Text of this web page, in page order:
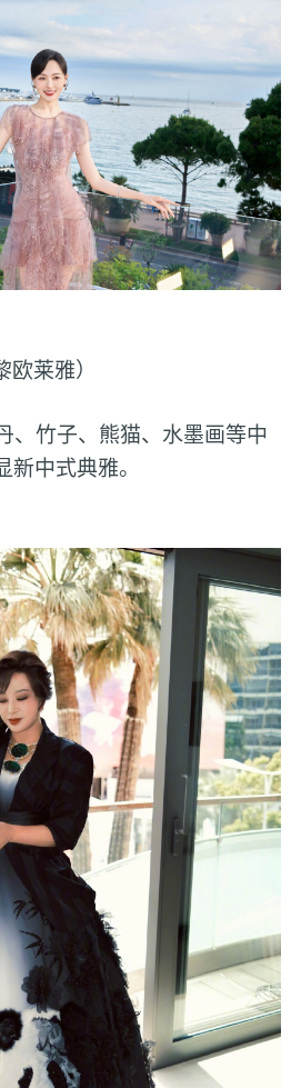
欧莱雅）
、竹子、熊猫、水墨画等中
中式典雅。